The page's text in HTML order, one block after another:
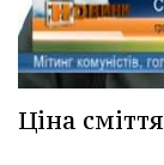
Ціна сміття